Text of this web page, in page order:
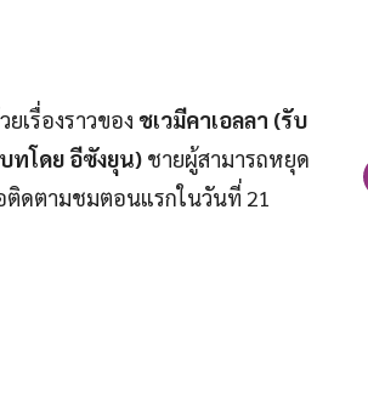
เรื่องราวของ ชเวมีคาเอลลา (รับ
ทโดย อีซังยุน) ชายผู้สามารถหยุด
ติดตามชมตอนแรกในวันที่ 21